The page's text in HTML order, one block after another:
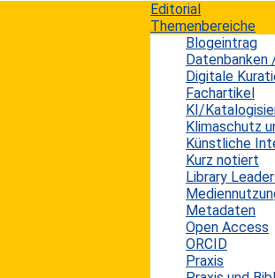
Editorial
Themenbereiche
Blogeintrag
Datenbanken
Digitale
Fachartikel
KI/
Klimaschutz
Künstliche
Kurz notiert
Library
Metadaten
Open Access
ORCID
Praxis
Autor: Erwin König
Niemals zuvor haben
Informationen über sich selbst
sozialen Netzwerken
heute. Gleichzeitig nutzen sie
immer öfter die zur Verfügung
stehenden technischen
und Werkzeuge, um ihre
besser zu schützen. Zu diesem
kommt eine aktuelle